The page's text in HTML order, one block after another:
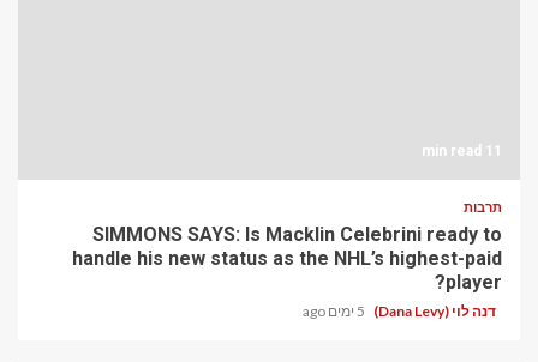
11 min read
תרבות
SIMMONS SAYS: Is Macklin Celebrini ready to
handle his new status as the NHL’s highest-paid
player?
דנה לוי (Dana Levy) 5 ימים ago